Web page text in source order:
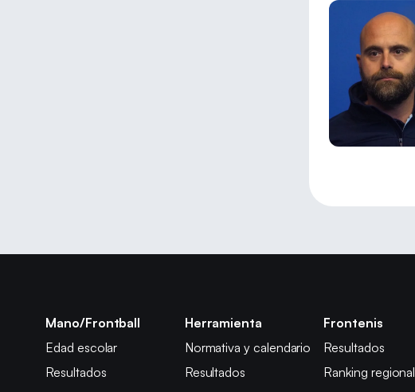
Mano/Frontball
Edad escolar
Resultados
Herramienta
Normativa y calendario
Resultados
Frontenis
Resultados
Ranking regional